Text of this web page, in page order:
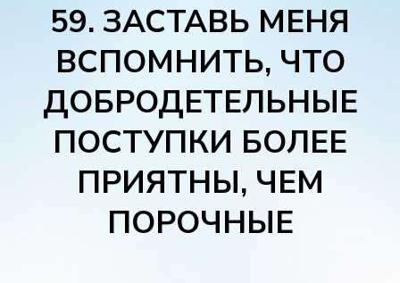
59. ЗАСТАВЬ МЕНЯ
ВСПОМНИТЬ, ЧТО
ДОБРОДЕТЕЛЬНЫЕ
ПОСТУПКИ БОЛЕЕ
ПРИЯТНЫ, ЧЕМ
ПОРОЧНЫЕ